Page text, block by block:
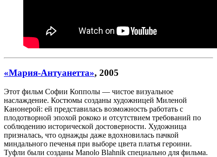
«Мария-Антуанетта», 2005
Этот фильм Софии Копполы — чистое визуальное
наслаждение. Костюмы созданы художницей Миленой
Канонерой: ей представилась возможность работать с
плодотворной эпохой рококо и отсутствием требований по
соблюдению исторической достоверности. Художница
призналась, что однажды даже вдохновилась пачкой
миндального печенья при выборе цвета платья героини.
Туфли были созданы Manolo Blahnik специально для фильма.